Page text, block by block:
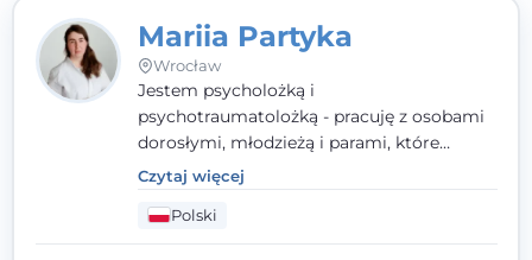
Mariia Partyka
Wrocław
Jestem psycholożką i
psychotraumatolożką - pracuję z osobami
dorosłymi, młodzieżą i parami, które
doświadczają kryzysów psychicznych,
traumy, stanów lękowych i trudności
relacyjnych. W pracy kieruję się
uważnością, empatią i głębokim
Czytaj więcej
Polski